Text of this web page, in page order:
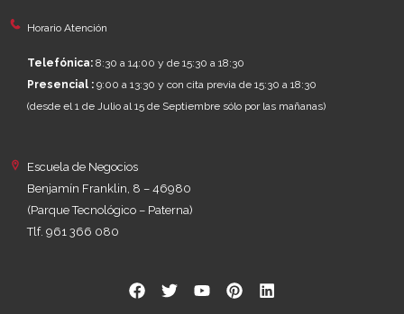
Horario Atención
Telefónica: 8:30 a 14:00 y de 15:30 a 18:30
Presencial : 9:00 a 13:30 y con cita previa de 15:30 a 18:30
(desde el 1 de Julio al 15 de Septiembre sólo por las mañanas)
Escuela de Negocios
Benjamín Franklin, 8 – 46980
(Parque Tecnológico – Paterna)
Tlf. 961 366 080